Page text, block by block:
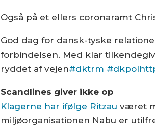
Også på et ellers coronaramt
God dag for dansk-tyske
forbindelsen. Med klar
ryddet af vejen#dktrm #dkpol
Scandlines giver ikke op
Klagerne har ifølge Ritzau været
miljøorganisationen Nabu er